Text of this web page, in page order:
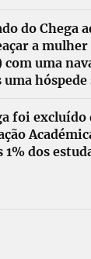
do Chega
a
com uma
uma
foi excluído
1% dos